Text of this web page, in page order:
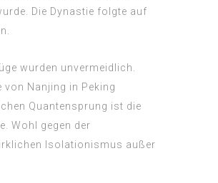
Die Dynastie folgte auf
wurden unvermeidlich.
Nanjing in Peking
Quantensprung ist die
Wohl gegen der
Isolationismus außer